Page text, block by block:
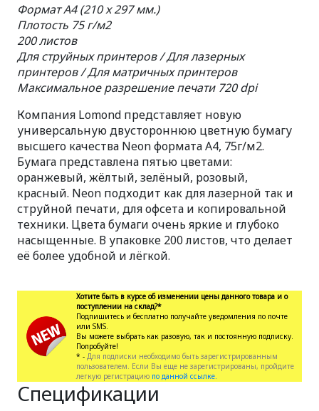
Формат A4 (210 x 297 мм.)
Плотость 75 г/м2
200 листов
Для струйных принтеров / Для лазерных
принтеров / Для матричных принтеров
Максимальное разрешение печати 720 dpi
Компания Lomond представляет новую
универсальную двустороннюю цветную бумагу
высшего качества Neon формата А4, 75г/м2.
Бумага представлена пятью цветами:
оранжевый, жёлтый, зелёный, розовый,
красный. Neon подходит как для лазерной так и
струйной печати, для офсета и копировальной
техники. Цвета бумаги очень яркие и глубоко
насыщенные. В упаковке 200 листов, что делает
её более удобной и лёгкой.
Хотите быть в курсе об изменении цены данного товара и о
поступлении на склад?*
Подпишитесь и бесплатно получайте уведомления по почте
или SMS.
Вы можете выбрать как разовую, так и постоянную подписку.
Попробуйте!
* - Для подписки необходимо быть зарегистрированным
пользователем. Если Вы еще не зарегистрированы, пройдите
легкую регистрацию по данной ссылке.
Спецификации